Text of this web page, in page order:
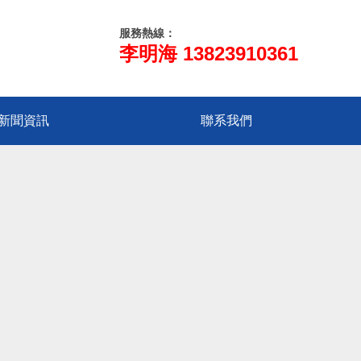
服務熱線：
李明海 13823910361
聞資訊 聯系我們